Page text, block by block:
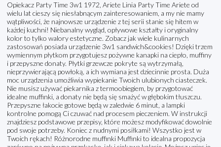
Opiekacz Party Time 3w1 1972, Ariete Linia Party Time Ariete od
wielu lat cieszy się niesłabnącym zainteresowaniem, a my nie mamy
wątpliwości, że najnowsze urządzenie z tej serii stanie się hitem w
każdej kuchni! Niebanalny wygląd, opływowe kształty i oryginalny
kolor to tylko walory estetyczne. Zobacz jak wiele kulinarnych
zastosowań posiada urządzenie 3w1 sandwich&cookies! Dzięki trzem
wymiennym płytkom przygotujesz pożywne kanapki na ciepło, muffiny
i przepyszne donaty. Płytki grzewcze pokryte są wytrzymałą,
nieprzywierającą powłoką, a ich wymiana jest dziecinnie prosta. Duża
moc urządzenia umożliwia wypiekanie Twoich ulubionych ciasteczek.
Nie musisz używać piekarnika z termoobiegiem, by przygotować
idealne muffinki, a donaty nie będą się smażyć w głębokim tłuszczu.
Przepyszne łakocie gotowe będą w zaledwie 6 minut, a lampki
kontrolne pomogą Ci czuwać nad procesem pieczeniem. W instrukcji
znajdziesz podstawowe przepisy, które możesz modyfikować dowolnie
pod swoje potrzeby. Koniec z nudnymi posiłkami! Wszystko jest w
Twoich rękach! Różnorodne muffinki Muffinki to idealna propozycja